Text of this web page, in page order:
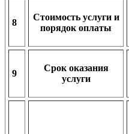
8
Стоимость услуги и
порядок оплаты
9
Срок оказания
услуги